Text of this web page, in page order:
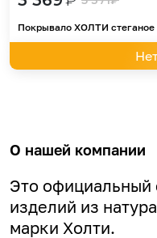
Покрывало ХОЛТИ стеганое
О нашей компании
Это официальный
изделий из
марки Холти.